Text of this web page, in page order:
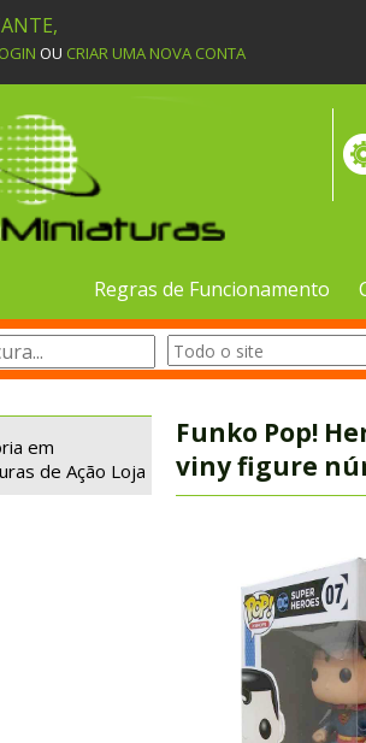
OU CRIAR UMA NOVA CONTA
Regras de Funcionamento
em
de Ação Loja
Funko Pop!
viny figure